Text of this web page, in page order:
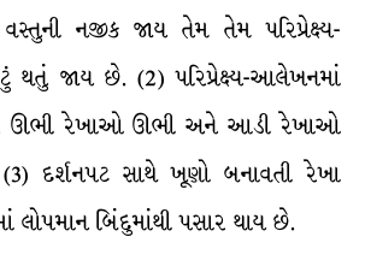
નજીક જાય તેમ તેમ પરિપ્રેક્ષ્ય-
જાય છે. (2) પરિપ્રેક્ષ્ય-આલેખનમાં
ઊભી રેખાઓ ઊભી અને આડી રેખાઓ
દર્શનપટ સાથે ખૂણો બનાવતી રેખા
લોપમાન બિંદુમાંથી પસાર થાય છે.